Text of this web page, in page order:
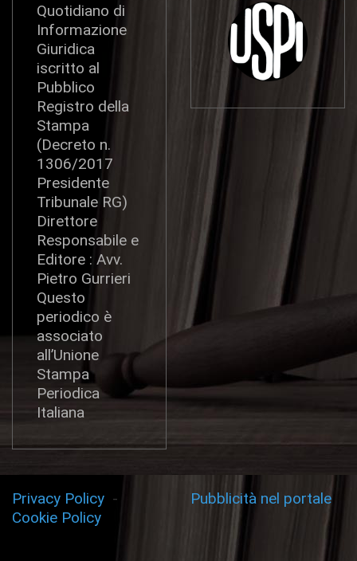
Quotidiano di
Informazione
Giuridica
iscritto al
Pubblico
Registro della
Stampa
(Decreto n.
1306/2017
Presidente
Tribunale RG)
Direttore
Responsabile e
Editore : Avv.
Pietro Gurrieri
Questo
periodico è
associato
all’Unione
Stampa
Periodica
Italiana
Privacy Policy -
Cookie Policy
Pubblicità nel portale